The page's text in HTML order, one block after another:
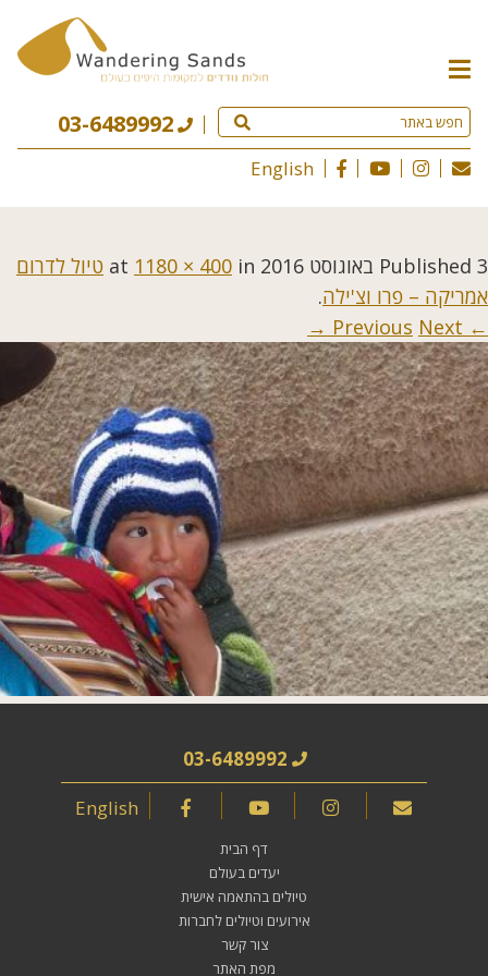
תפריט
האתר
03-6489992
English
Published 3 באוגוסט 2016 1180 × 400 in
טיול לדרום
אמריקה – פרו וצ'ילה.
← Previous
Next →
03-6489992
English
דף הבית
יעדים בעולם
טיולים בהתאמה אישית
אירועים וטיולים לחברות
צור קשר
מפת האתר